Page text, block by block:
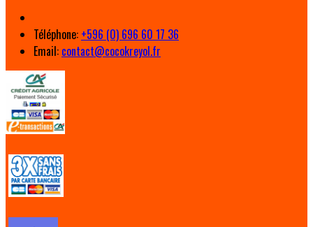
Téléphone: +596 (0) 696 60 17 36
Email: contact@cocokreyol.fr